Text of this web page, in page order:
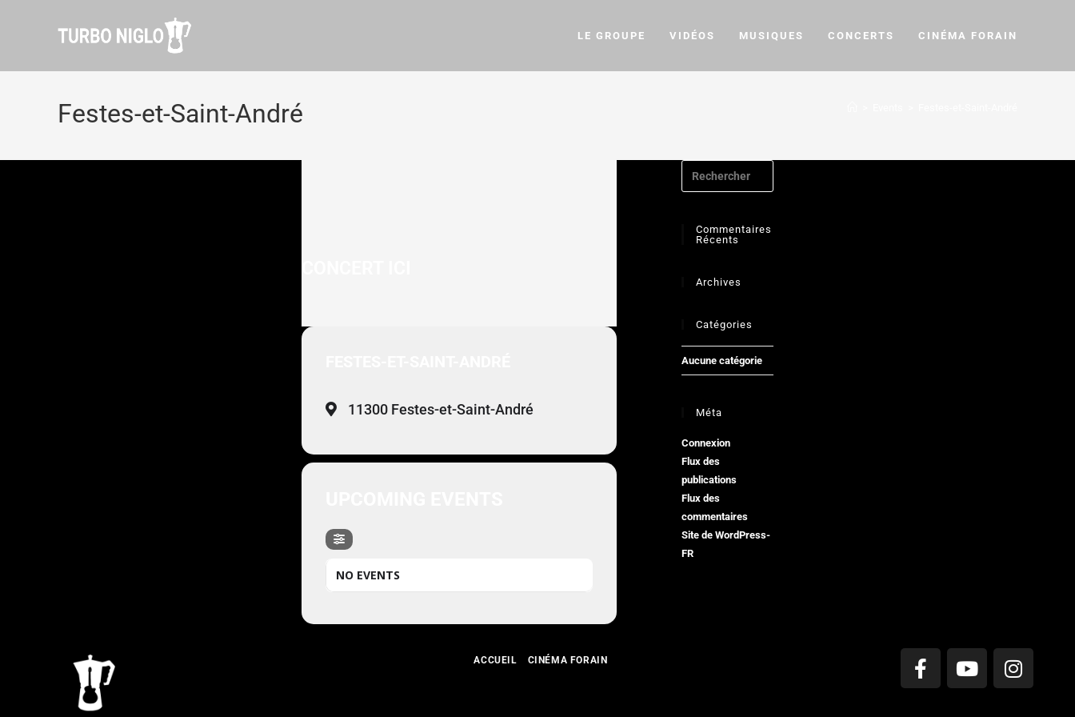
LE GROUPE VIDÉOS MUSIQUES CONCERTS CINÉMA FORAIN
Festes-et-Saint-André
11300 Festes-et-Saint-André
NO EVENTS
Commentaires
Récents
Archives
Catégories
Aucune catégorie
Méta
Connexion
Flux des
publications
Flux des
commentaires
Site de WordPress-
FR
ACCUEIL CINÉMA FORAIN